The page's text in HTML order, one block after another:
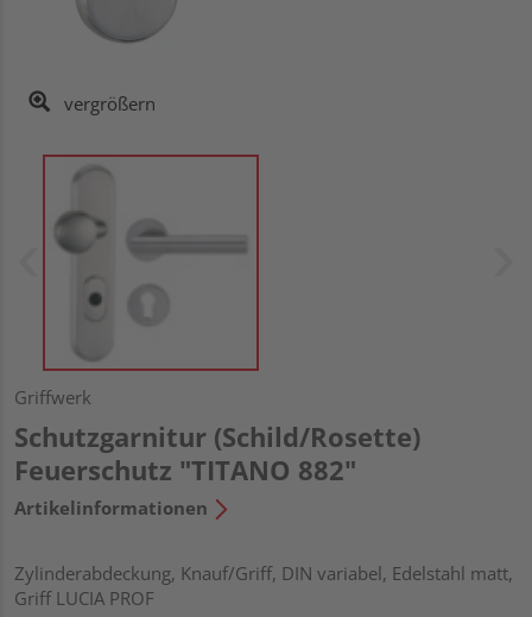
vergrößern
Griffwerk
Schutzgarnitur (Schild/Rosette)
Feuerschutz "TITANO 882"
Artikelinformationen
Zylinderabdeckung, Knauf/Griff, DIN variabel, Edelstahl matt,
Griff LUCIA PROF